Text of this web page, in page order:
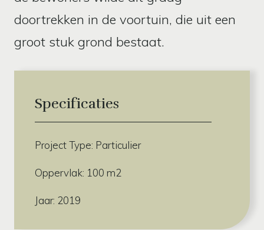
doortrekken in de voortuin, die uit een
groot stuk grond bestaat.
Specificaties
Project Type: Particulier
Oppervlak: 100 m2
Jaar: 2019